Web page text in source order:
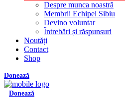
Despre munca noastră
Membrii Echipei Sibiu
Devino voluntar
Întrebări și răspunsuri
Noutăți
Contact
Shop
Donează
Donează